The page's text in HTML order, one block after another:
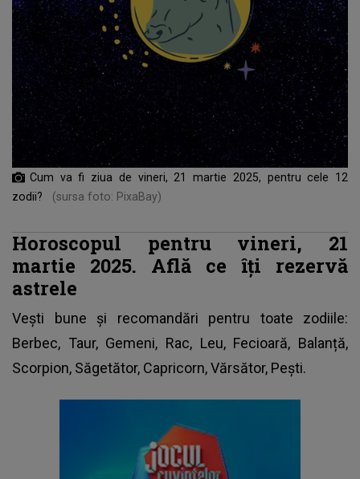
Cum va fi ziua de vineri, 21 martie 2025, pentru cele 12
zodii?
(sursa foto: PixaBay)
Horoscopul pentru vineri, 21
martie 2025. Află ce îți rezervă
astrele
Vești bune și recomandări pentru toate zodiile:
Berbec, Taur, Gemeni, Rac, Leu, Fecioară, Balanță,
Scorpion, Săgetător, Capricorn, Vărsător, Pești.